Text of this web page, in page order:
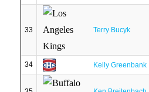
33 Terry Bucyk
34 Kelly Greenbank